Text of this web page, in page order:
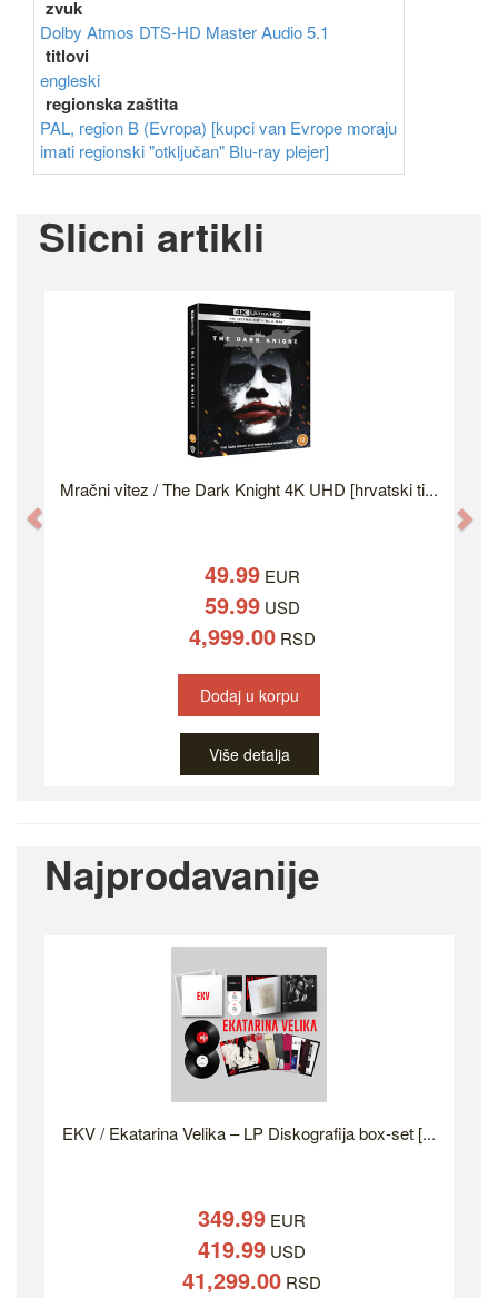
zvuk
Dolby Atmos DTS-HD Master Audio 5.1
titlovi
engleski
regionska zaštita
PAL, region B (Evropa) [kupci van Evrope moraju
imati regionski "otključan" Blu-ray plejer]
Slicni artikli
Mračni vitez / The Dark Knight 4K UHD [hrvatski ti...
49.99EUR
59.99USD
4,999.00RSD
Dodaj u korpu
Više detalja
Najprodavanije
EKV / Ekatarina Velika – LP Diskografija box-set [...
349.99 EUR
419.99 USD
41,299.00 RSD